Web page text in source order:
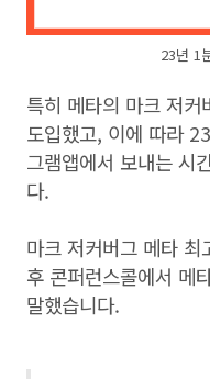
23년 1
특히 메타의 마크 저
도입했고, 이에 따라
그램앱에서 보내는 시
다.
마크 저커버그 메타
후 콘퍼런스콜에서 메
말했습니다.